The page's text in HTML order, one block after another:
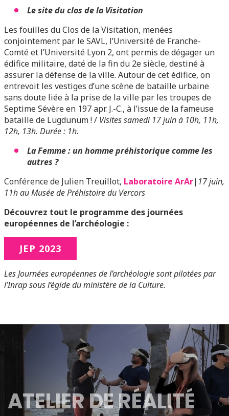
Le site du clos de la Visitation
Les fouilles du Clos de la Visitation, menées
conjointement par le SAVL, l’Université de Franche-
Comté et l’Université Lyon 2, ont permis de dégager un
édifice militaire, daté de la fin du 2e siècle, destiné à
assurer la défense de la ville. Autour de cet édifice, on
entrevoit les vestiges d’une scène de bataille urbaine
sans doute liée à la prise de la ville par les troupes de
Septime Sévère en 197 apr. J.-C., à l’issue de la fameuse
bataille de Lugdunum ! / Visites samedi 17 juin à 10h, 11h,
12h, 13h. Durée : 1h.
La Femme : un homme préhistorique comme les
autres ?
Conférence de Julien Treuillot, Laboratoire ArAr| 17 juin,
11h au Musée de Préhistoire du Vercors
Découvrez tout le programme des journées
européennes de l’archéologie :
JEP 2023
Les Journées européennes de l’archéologie sont pilotées par
l’Inrap sous l’égide du ministère de la Culture.
ATELIER DE RÉALITÉ